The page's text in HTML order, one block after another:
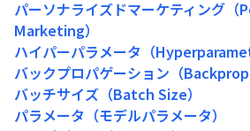
パーソナライズドマーケティング
Marketing）
ハイパーパラメータ（
バックプロパゲーション（
バッチサイズ（Batch Size）
パラメータ（モデルパラメータ）